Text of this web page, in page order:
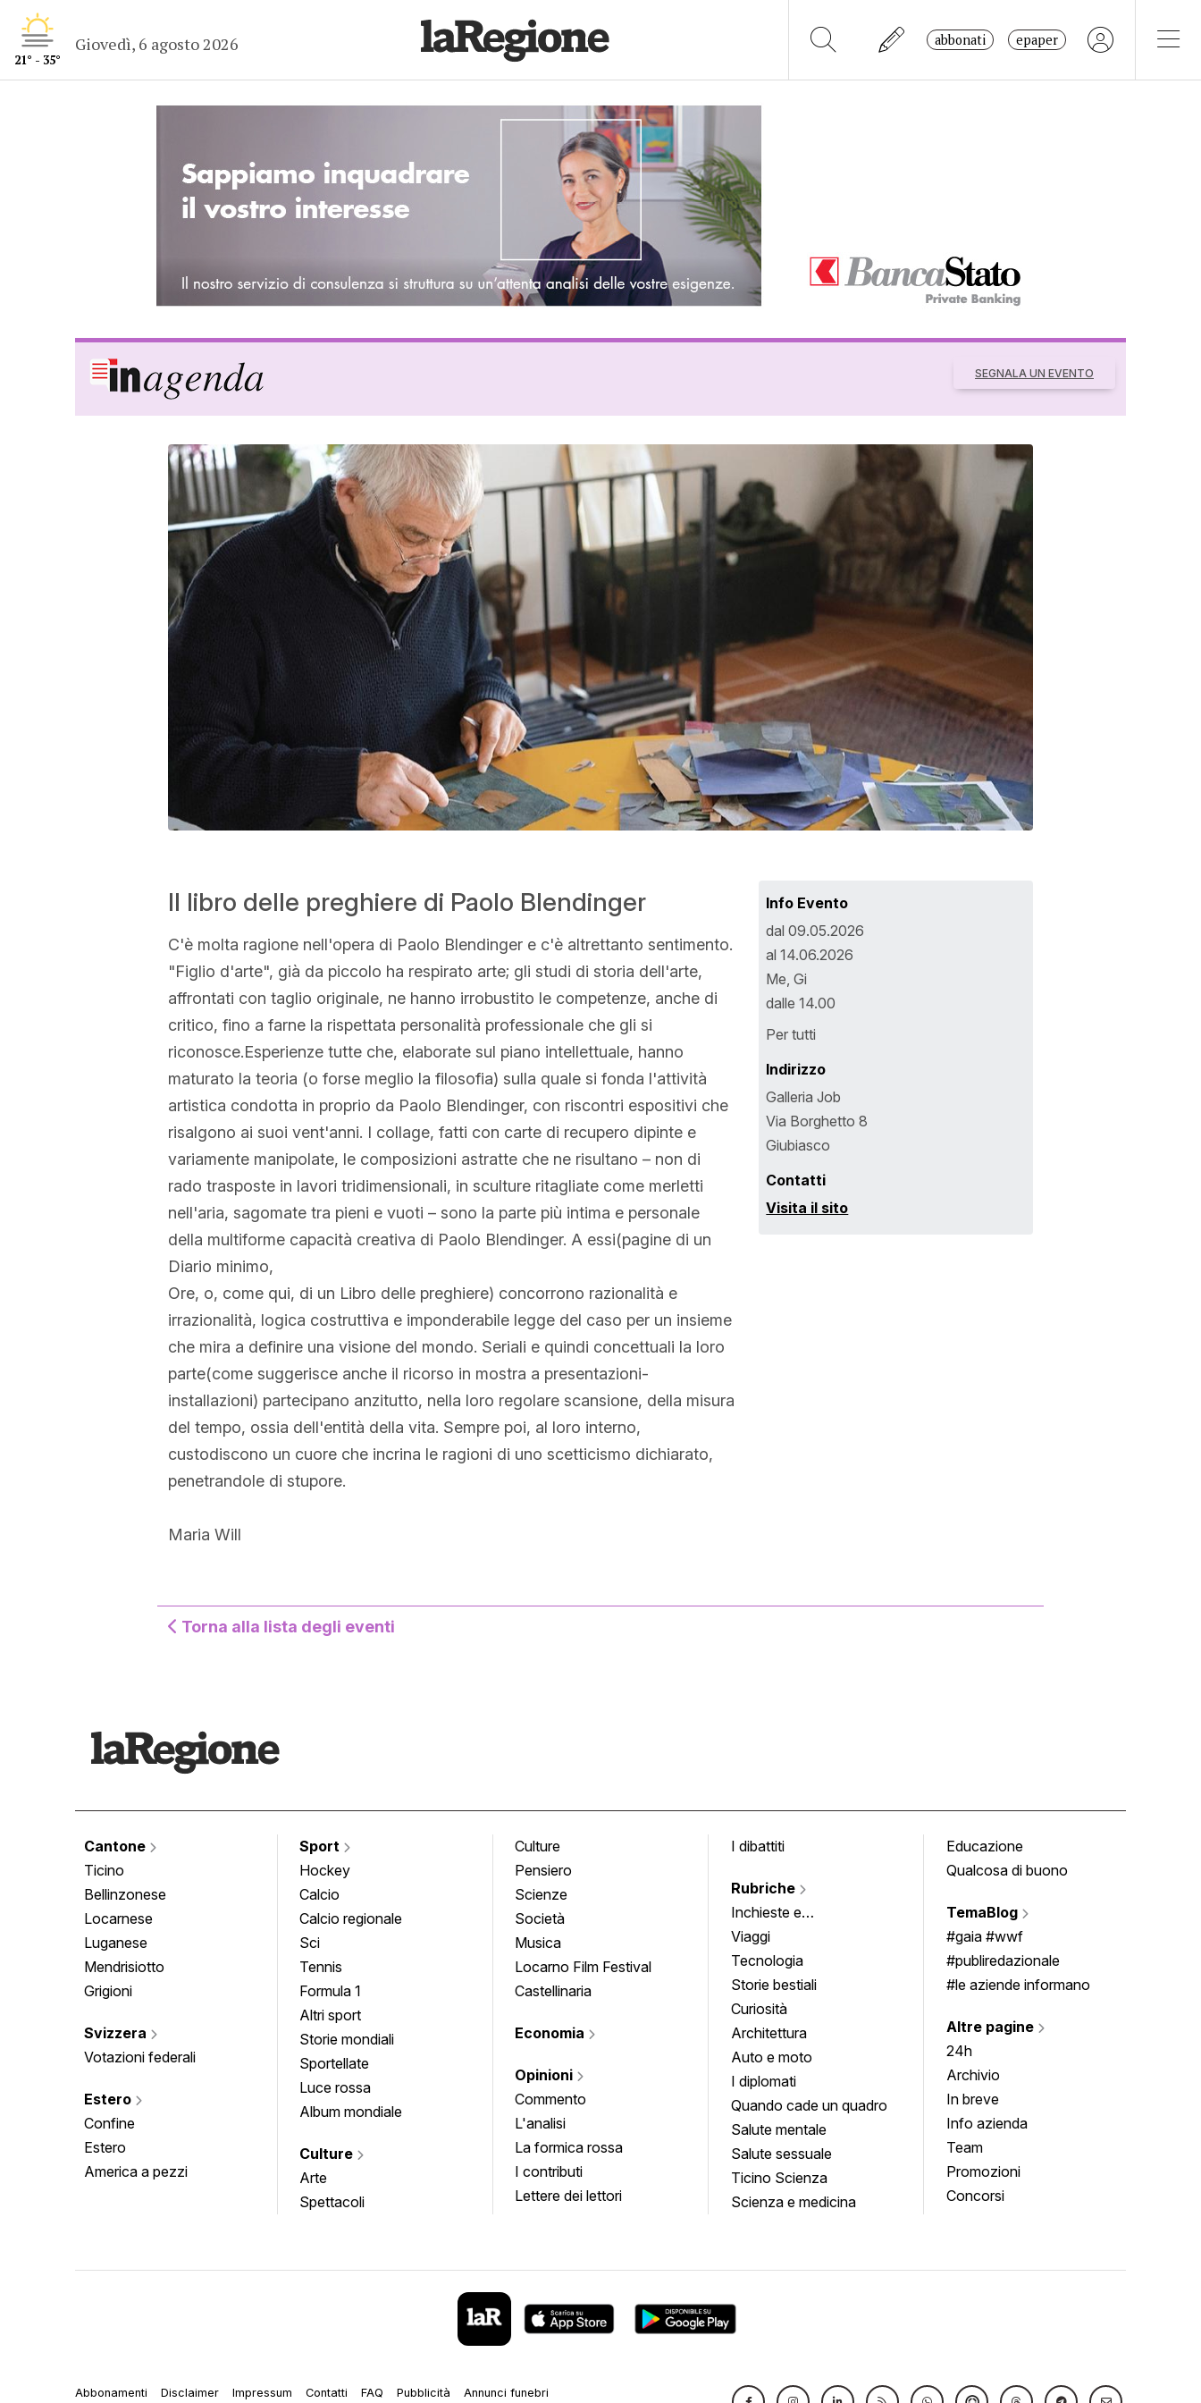
21° - 35°
Giovedì, 6 agosto 2026 abbonati epaper
SEGNALA UN EVENTO
Il libro delle preghiere di Paolo Blendinger
C'è molta ragione nell'opera di Paolo Blendinger e c'è altrettanto sentimento.
"Figlio d'arte", già da piccolo ha respirato arte; gli studi di storia dell'arte,
affrontati con taglio originale, ne hanno irrobustito le competenze, anche di
critico, fino a farne la rispettata personalità professionale che gli si
riconosce.Esperienze tutte che, elaborate sul piano intellettuale, hanno
maturato la teoria (o forse meglio la filosofia) sulla quale si fonda l'attività
artistica condotta in proprio da Paolo Blendinger, con riscontri espositivi che
risalgono ai suoi vent'anni. I collage, fatti con carte di recupero dipinte e
variamente manipolate, le composizioni astratte che ne risultano – non di
rado trasposte in lavori tridimensionali, in sculture ritagliate come merletti
nell'aria, sagomate tra pieni e vuoti – sono la parte più intima e personale
della multiforme capacità creativa di Paolo Blendinger. A essi(pagine di un
Diario minimo,
Ore, o, come qui, di un Libro delle preghiere) concorrono razionalità e
irrazionalità, logica costruttiva e imponderabile legge del caso per un insieme
che mira a definire una visione del mondo. Seriali e quindi concettuali la loro
parte(come suggerisce anche il ricorso in mostra a presentazioni-
installazioni) partecipano anzitutto, nella loro regolare scansione, della misura
del tempo, ossia dell'entità della vita. Sempre poi, al loro interno,
custodiscono un cuore che incrina le ragioni di uno scetticismo dichiarato,
penetrandole di stupore.
Maria Will
Info Evento
dal 09.05.2026
al 14.06.2026
Me, Gi
dalle 14.00
Per tutti
Indirizzo
Galleria Job
Via Borghetto 8
Giubiasco
Contatti
Visita il sito
Torna alla lista degli eventi
Cantone
Ticino
Bellinzonese
Locarnese
Luganese
Mendrisiotto
Grigioni
Svizzera
Votazioni federali
Estero
Confine
Estero
America a pezzi
Sport
Hockey
Calcio
Calcio regionale
Sci
Tennis
Formula 1
Altri sport
Storie mondiali
Sportellate
Luce rossa
Album mondiale
Culture
Arte
Spettacoli
Culture
Pensiero
Scienze
Società
Musica
Locarno Film Festival
Castellinaria
Economia
Opinioni
Commento
L'analisi
La formica rossa
I contributi
Lettere dei lettori
I dibattiti
Rubriche
Inchieste e
approfondimenti
Viaggi
Tecnologia
Storie bestiali
Curiosità
Architettura
Auto e moto
I diplomati
Quando cade un quadro
Salute mentale
Salute sessuale
Ticino Scienza
Scienza e medicina
Educazione
Qualcosa di buono
TemaBlog
#gaia #wwf
#publiredazionale
#le aziende informano
Altre pagine
24h
Archivio
In breve
Info azienda
Team
Promozioni
Concorsi
Abbonamenti Disclaimer Impressum Contatti FAQ Pubblicità Annunci funebri